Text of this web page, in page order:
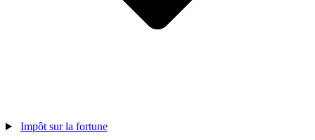
Impôt sur la fortune